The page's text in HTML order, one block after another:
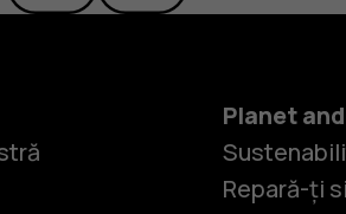
Planet
Repară-ți